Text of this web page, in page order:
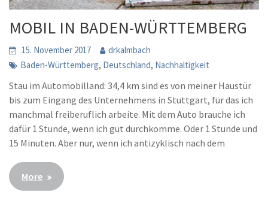
MOBIL IN BADEN-WÜRTTEMBERG
15. November 2017
drkalmbach
Baden-Württemberg, Deutschland, Nachhaltigkeit
Stau im Automobilland: 34,4 km sind es von meiner Haustür
bis zum Eingang des Unternehmens in Stuttgart, für das ich
manchmal freiberuflich arbeite. Mit dem Auto brauche ich
dafür 1 Stunde, wenn ich gut durchkomme. Oder 1 Stunde und
15 Minuten. Aber nur, wenn ich antizyklisch nach dem
More